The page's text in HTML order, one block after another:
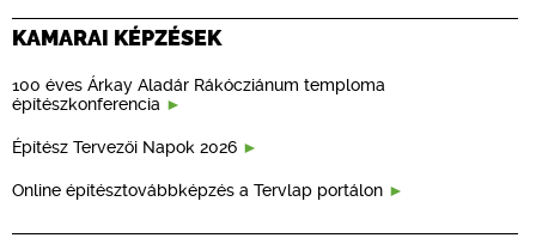
KAMARAI KÉPZÉSEK
100 éves Árkay Aladár Rákócziánum temploma
építészkonferencia
Építész Tervezői Napok 2026
Online építésztovábbképzés a Tervlap portálon